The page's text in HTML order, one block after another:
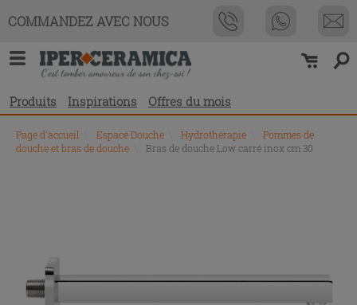
COMMANDEZ AVEC NOUS
Produits Inspirations Offres du mois
Page d'accueil Espace Douche Hydrothérapie
Pommes de
douche et bras de douche
Bras de douche Low carré inox cm 30